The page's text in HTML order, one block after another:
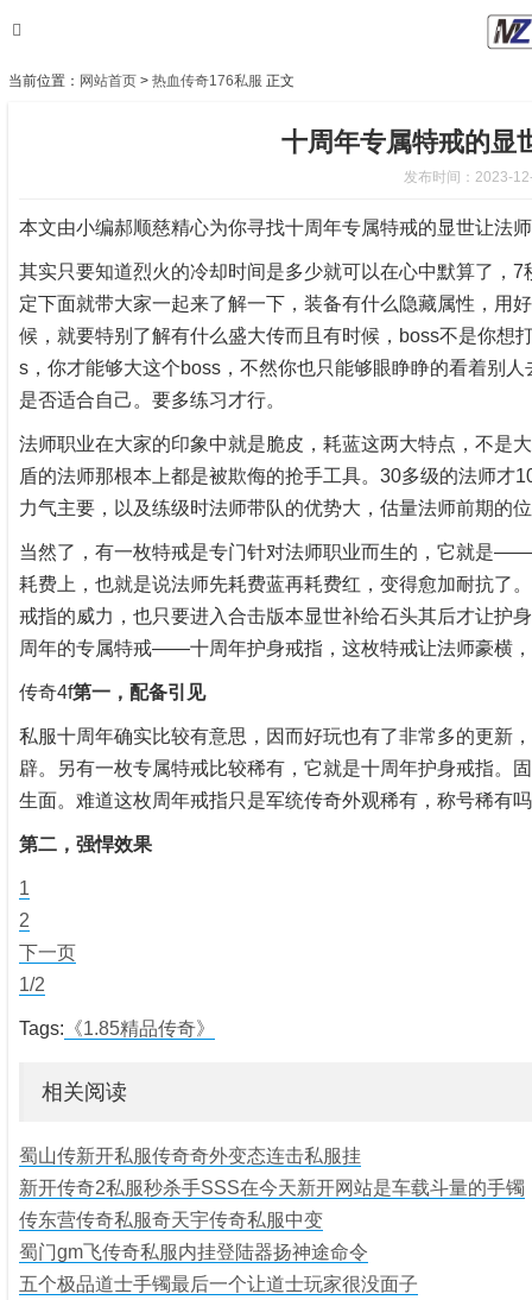
当前位置： 网站首页 > 热血传奇176私服 正文
十周年专属特戒的显
发布时间：2023-
本文由小编郝顺慈精心为你寻找十周年专属特戒的显世让法
其实只要知道烈火的冷却时间是多少就可以在心中默算了，
定下面就带大家一起来了解一下，装备有什么隐藏属性，用
候，就要特别了解有什么盛大传而且有时候，boss不是你想
s，你才能够大这个boss，不然你也只能够眼睁睁的看着别
是否适合自己。要多练习才行。
法师职业在大家的印象中就是脆皮，耗蓝这两大特点，不是
盾的法师那根本上都是被欺侮的抢手工具。30多级的法师
力气主要，以及练级时法师带队的优势大，估量法师前期的
当然了，有一枚特戒是专门针对法师职业而生的，它就是
耗费上，也就是说法师先耗费蓝再耗费红，变得愈加耐抗了
戒指的威力，也只要进入合击版本显世补给石头其后才让护
周年的专属特戒——十周年护身戒指，这枚特戒让法师豪横
传奇4f第一，配备引见
私服十周年确实比较有意思，因而好玩也有了非常多的更新
辟。另有一枚专属特戒比较稀有，它就是十周年护身戒指。
生面。难道这枚周年戒指只是军统传奇外观稀有，称号稀有
第二，强悍效果
1
2
下一页
1/2
Tags: 《1.85精品传奇》
相关阅读
蜀山传新开私服传奇奇外变态连击私服挂
新开传奇2私服秒杀手SSS在今天新开网站是车载斗量的手镯
传东营传奇私服奇天宇传奇私服中变
蜀门gm飞传奇私服内挂登陆器扬神途命令
五个极品道士手镯最后一个让道士玩家很没面子